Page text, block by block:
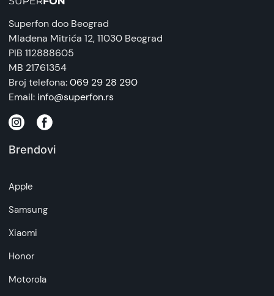
Superfon doo Beograd
Mladena Mitrića 12, 11030 Beograd
PIB 112888605
MB 21761354
Broj telefona:069 29 28 290
Email: info@superfon.rs
Brendovi
Apple
Samsung
Xiaomi
Honor
Motorola